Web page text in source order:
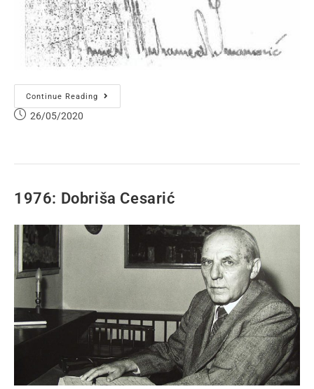
Continue Reading
26/05/2020
1976: Dobriša Cesarić